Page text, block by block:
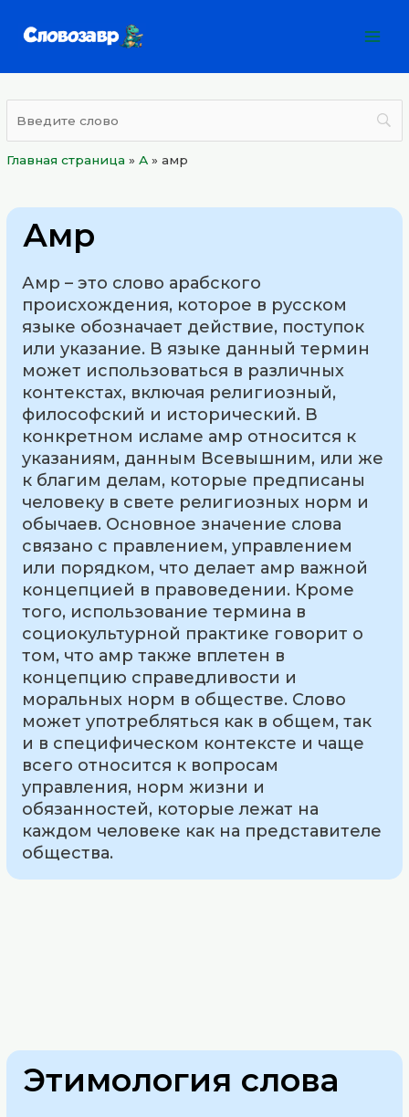
Главная страница »А »амр
Амр
Амр – это слово арабского
происхождения, которое в русском
языке обозначает действие, поступок
или указание. В языке данный термин
может использоваться в различных
контекстах, включая религиозный,
философский и исторический. В
конкретном исламе амр относится к
указаниям, данным Всевышним, или же
к благим делам, которые предписаны
человеку в свете религиозных норм и
обычаев. Основное значение слова
связано с правлением, управлением
или порядком, что делает амр важной
концепцией в правоведении. Кроме
того, использование термина в
социокультурной практике говорит о
том, что амр также вплетен в
концепцию справедливости и
моральных норм в обществе. Слово
может употребляться как в общем, так
и в специфическом контексте и чаще
всего относится к вопросам
управления, норм жизни и
обязанностей, которые лежат на
каждом человеке как на представителе
общества.
Этимология слова